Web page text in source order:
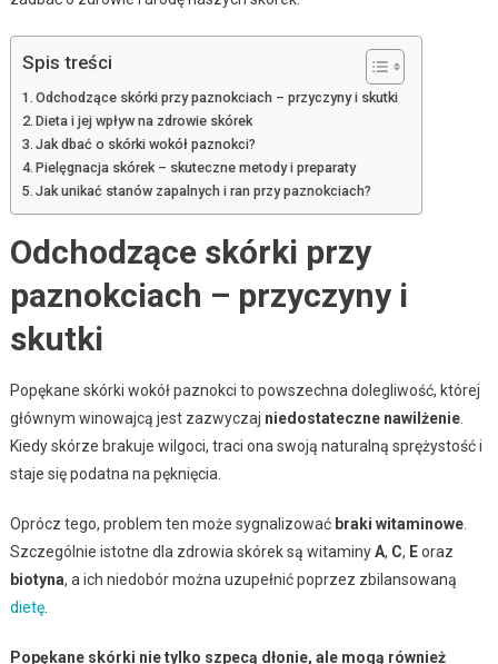
Spis treści
Odchodzące skórki przy paznokciach – przyczyny i skutki
Dieta i jej wpływ na zdrowie skórek
Jak dbać o skórki wokół paznokci?
Pielęgnacja skórek – skuteczne metody i preparaty
Jak unikać stanów zapalnych i ran przy paznokciach?
Odchodzące skórki przy
paznokciach – przyczyny i
skutki
Popękane skórki wokół paznokci to powszechna dolegliwość, której
głównym winowajcą jest zazwyczaj niedostateczne nawilżenie.
Kiedy skórze brakuje wilgoci, traci ona swoją naturalną sprężystość i
staje się podatna na pęknięcia.
Oprócz tego, problem ten może sygnalizować braki witaminowe.
Szczególnie istotne dla zdrowia skórek są witaminyA, C, Eoraz
biotyna, a ich niedobór można uzupełnić poprzez zbilansowaną
dietę.
Popękane skórki nie tylko szpecą dłonie, ale mogą również